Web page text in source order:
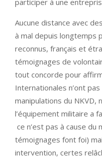
participer à une
Aucune distance avec
à mal depuis longtemps
reconnus, français et
témoignages de
tout concorde pour
Internationales n’ont
manipulations du NKVD,
l’équipement militaire a
ce n’est pas à cause
témoignages font foi)
intervention, certes